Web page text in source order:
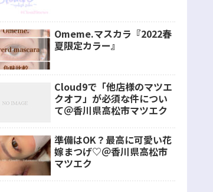
Omeme.マスカラ『2022春
夏限定カラー』
Cloud9で「他店様のマツエ
クオフ」が必須な件につい
て＠香川県高松市マツエク
準備はOK？最高に可愛い花
嫁まつげ♡＠香川県高松市
マツエク